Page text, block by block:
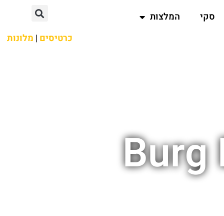
סקי
המלצות
כרטיסים | מלונות
Burg